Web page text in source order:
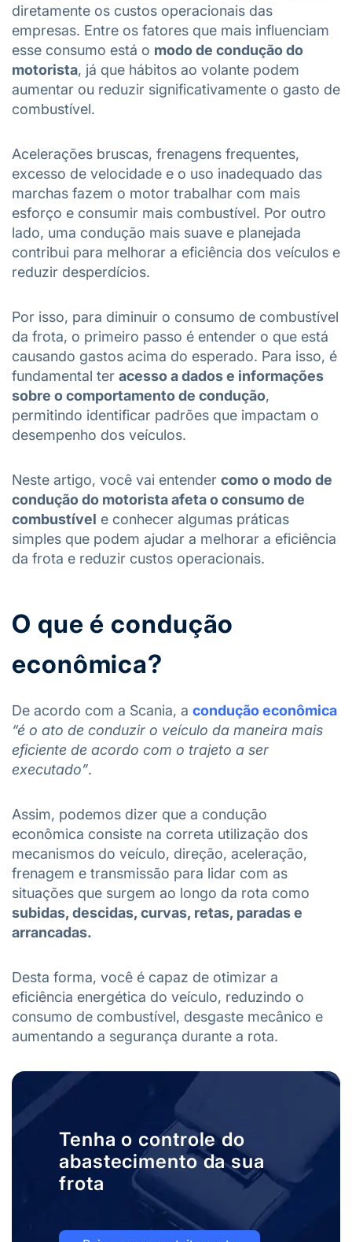
diretamente os custos operacionais das
empresas. Entre os fatores que mais influenciam
esse consumo está o modo de condução do
motorista, já que hábitos ao volante podem
aumentar ou reduzir significativamente o gasto de
combustível.
Acelerações bruscas, frenagens frequentes,
excesso de velocidade e o uso inadequado das
marchas fazem o motor trabalhar com mais
esforço e consumir mais combustível. Por outro
lado, uma condução mais suave e planejada
contribui para melhorar a eficiência dos veículos e
reduzir desperdícios.
Por isso, para diminuir o consumo de combustível
da frota, o primeiro passo é entender o que está
causando gastos acima do esperado. Para isso, é
fundamental ter acesso a dados e informações
sobre o comportamento de condução,
permitindo identificar padrões que impactam o
desempenho dos veículos.
Neste artigo, você vai entender como o modo de
condução do motorista afeta o consumo de
combustível e conhecer algumas práticas
simples que podem ajudar a melhorar a eficiência
da frota e reduzir custos operacionais.
O que é condução
econômica?
De acordo com a Scania, a condução econômica
“é o ato de conduzir o veículo da maneira mais
eficiente de acordo com o trajeto a ser
executado”.
Assim, podemos dizer que a condução
econômica consiste na correta utilização dos
mecanismos do veículo, direção, aceleração,
frenagem e transmissão para lidar com as
situações que surgem ao longo da rota como
subidas, descidas, curvas, retas, paradas e
arrancadas.
Desta forma, você é capaz de otimizar a
eficiência energética do veículo, reduzindo o
consumo de combustível, desgaste mecânico e
aumentando a segurança durante a rota.
Tenha o controle do
abastecimento da sua
frota